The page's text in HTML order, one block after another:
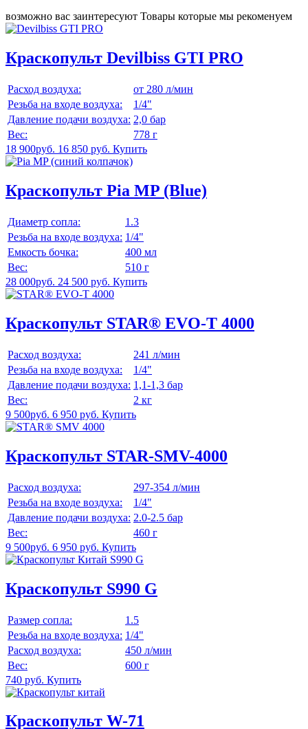
возможно вас заинтересуют Товары которые мы рекоменуем
Краскопульт Devilbiss GTI PRO
Расход воздуха:
от 280 л/мин
Резьба на входе воздуха:
1/4"
Давление подачи воздуха: 2,0 бар
Вес:
778 г
18 900руб. 16 850 руб. Купить
Краскопульт Pia MP (Blue)
Диаметр сопла:
1.3
Резьба на входе воздуха: 1/4"
Емкость бочка:
400 мл
Вес:
510 г
28 000руб. 24 500 руб. Купить
Краскопульт STAR® EVO-T 4000
Расход воздуха:
241 л/мин
Резьба на входе воздуха:
1/4"
Давление подачи воздуха: 1,1-1,3 бар
Вес:
2 кг
9 500руб. 6 950 руб. Купить
Краскопульт STAR-SMV-4000
Расход воздуха:
297-354 л/мин
Резьба на входе воздуха:
1/4"
Давление подачи воздуха: 2.0-2.5 бар
Вес:
460 г
9 500руб. 6 950 руб. Купить
Краскопульт S990 G
Размер сопла:
1.5
Резьба на входе воздуха: 1/4"
Расход воздуха:
450 л/мин
Вес:
600 г
740 руб. Купить
Краскопульт W-71